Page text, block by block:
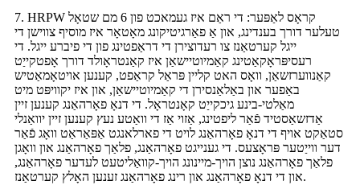
7. HRPW קראָס לאַפּער: די ראַם איז געמאכט פון 6 מם שטאָל
טעלער דורך בענדינג, און אַ פאַרגיטיקונג מאָטאָר איז מוסיף צווישן די
ייגל קערטאַנז צו רעדוצירן די דראַפטינג פון די פיברע ייגל. די
רעסיפּראָקאַטינג קאַמיוטיישאַן איז קאַנטראָולד דורך אָפטקייַט
קאַנווערזשאַן, וואָס האט קליין פּראַל קראַפט, קענען אויטאָמאַטיש
באַפער און באַלאַנסירן די קאַמיוטיישאַן, און איז יקוויפּט מיט
מאַלטי-בינע גיכקייַט קאָנטראָל. די דנאָ פאָרהאַנג קענען זיין
אַדזשאַסטיד פֿאַר ליפטינג, אַזוי אַז די וואַטע נעץ קענען זיין יוואַנלי
סטאַקט אויף די דנאָ פאָרהאַנג לויט די פארלאנגט אַפּאַראַט וואָג פֿאַר
דער ווייַטער פּראָצעס. די גענייגט פאָרהאַנג, פלאַך פאָרהאַנג און וואָגן
פלאַך פאָרהאַנג נוצן הויך-מיינונג הויך-קוואַליטעט לעדער פאָרהאַנג,
און די דנאָ פאָרהאַנג און רינג פאָרהאַנג זענען האָלץ קערטאַנז.